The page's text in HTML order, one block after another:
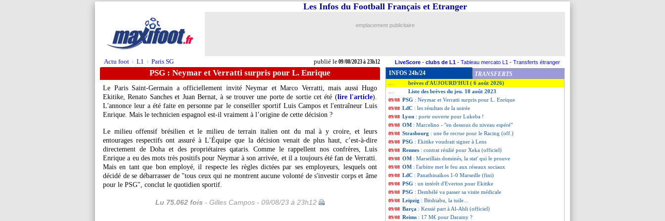
Actu foot > L1 > Paris SG publié le09/08/2023 à 23h12
Les Infos du Football Français et Etranger
emplacement publicitaire
LiveScore - clubs de L1 - Tableau mercato L1 - Transferts étranger
PSG : Neymar et Verratti surpris pour L. Enrique
Le Paris Saint-Germain a officiellement invité Neymar et Marco Verratti, mais aussi Hugo
Ekitike, Renato Sanches et Juan Bernat, à se trouver une porte de sortie cet été (lire l'article).
L'annonce leur a été faite en personne par le conseiller sportif Luis Campos et l'entraîneur Luis
Enrique. Mais le technicien espagnol est-il vraiment à l’origine de cette décision ?
Le milieu offensif brésilien et le milieu de terrain italien ont du mal à y croire, et leurs
entourages respectifs ont assuré à L’Équipe que la décision venait de plus haut, c’est-à-dire
directement de Doha et des propriétaires qataris. Comme le rappellent nos confrères, Luis
Enrique a eu des mots très positifs pour Neymar à son arrivée, et il a toujours été fan de Verratti.
Mais en tant que bon employé, il respecte les règles dictées par ses employeurs, lesquels ont
décidé de se débarrasser de "tous ceux qui ne montrent aucune volonté de s'investir corps et âme
pour le PSG", conclut le quotidien sportif.
Lu 75.062 fois - Gilles Campos - 09/08/23 à 23h12
INFOS 24h/24 TRANSFERTS
brèves d'AUJOURD'HUI ( 6 août 2026)
Liste des brèves du jeu. 10 août 2023
09/08 PSG : Neymar et Verratti surpris pour L. Enrique
09/08 LdC : les résultats de la soirée
09/08 Lyon : porte ouverte pour Lukeba !
09/08 OM : Marcelino - "en dessous du niveau espéré"
09/08 Strasbourg : une 6e recrue pour le Racing (off.)
09/08 PSG : Ekitike voudrait signer à Lens
09/08 Rennes : contrat résilié pour Xeka (officiel)
09/08 OM : Marseillais dominés, la stat' qui le prouve
09/08 OM : l'arbitre met le feu aux réseaux sociaux
09/08 LdC : Panathinaïkos 1-0 Marseille (fini)
09/08 PSG : un intérêt d'Everton pour Ekitike
09/08 PSG : Dembélé va passer sa visite médicale
09/08 Leipzig : Bitshiabu, la tuile...
09/08 Barça : Kessié part à Al-Ahli (officiel)
09/08 Reims : 17 M€ pour Daramy ?